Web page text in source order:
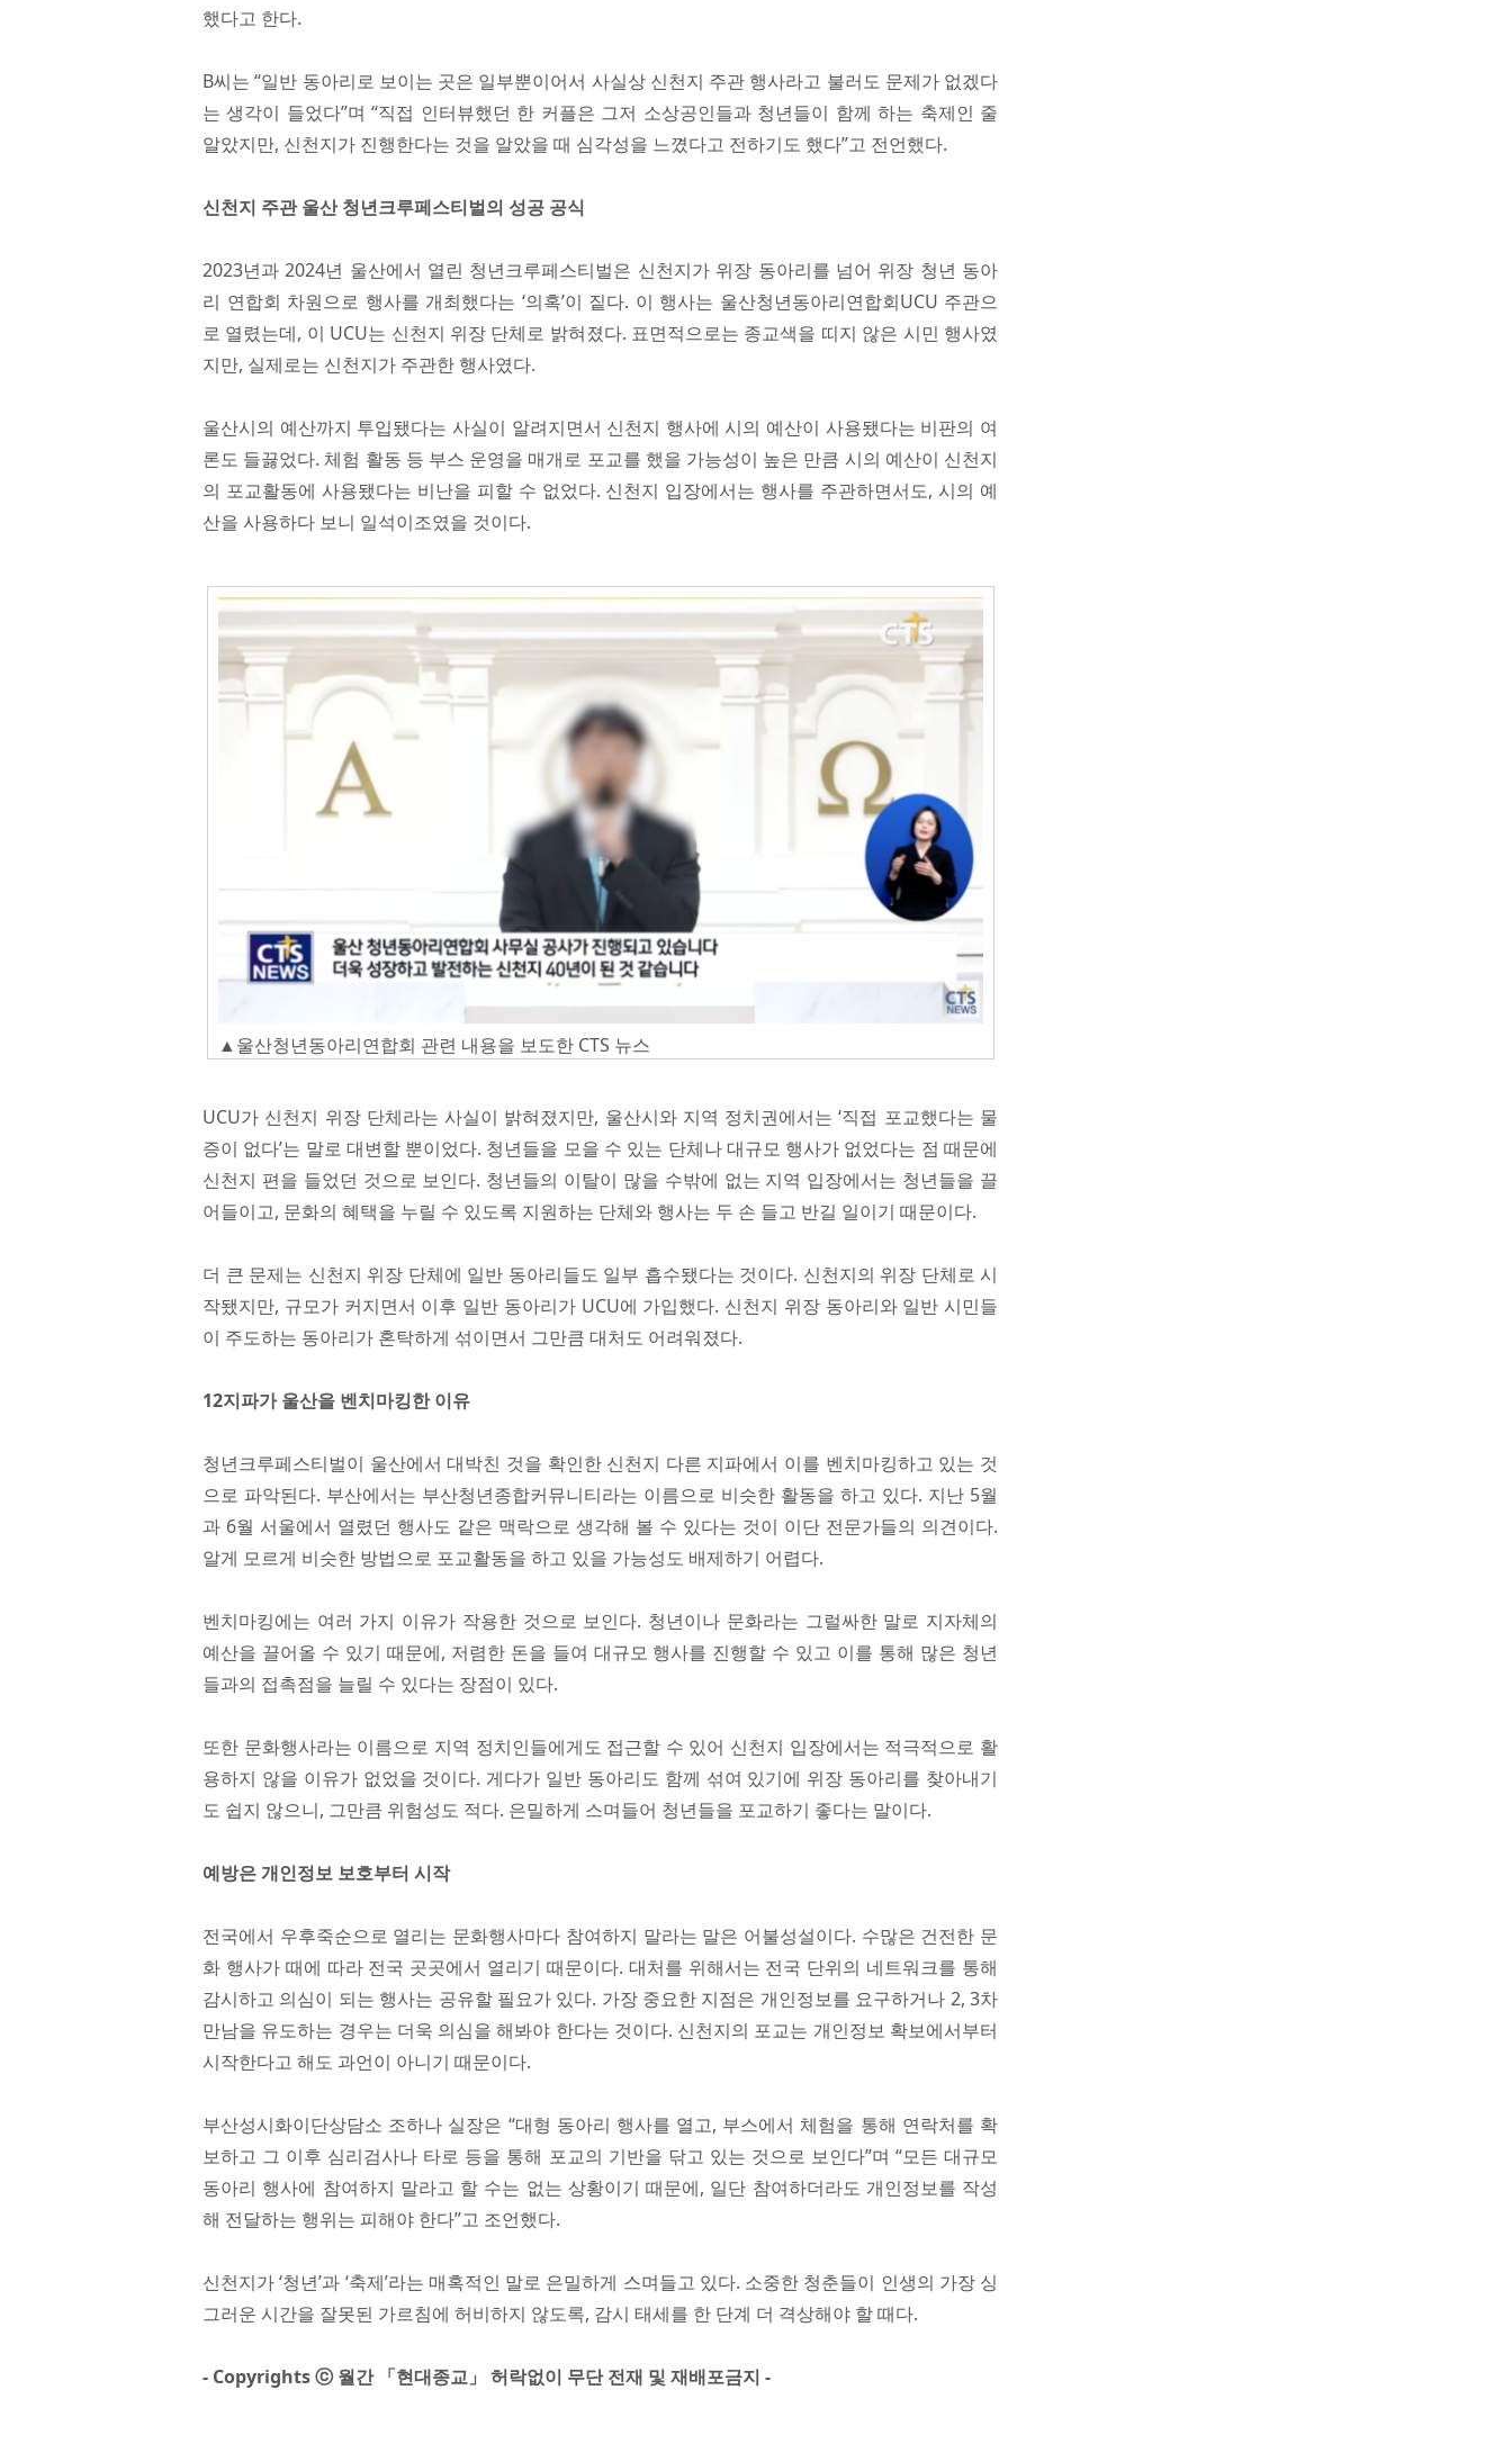
했다고 한다.
B씨는 “일반 동아리로 보이는 곳은 일부뿐이어서 사실상 신천지 주관 행사라고 불러도 문제가 없겠다
는 생각이 들었다”며 “직접 인터뷰했던 한 커플은 그저 소상공인들과 청년들이 함께 하는 축제인 줄
알았지만, 신천지가 진행한다는 것을 알았을 때 심각성을 느꼈다고 전하기도 했다”고 전언했다.
신천지 주관 울산 청년크루페스티벌의 성공 공식
2023년과 2024년 울산에서 열린 청년크루페스티벌은 신천지가 위장 동아리를 넘어 위장 청년 동아
리 연합회 차원으로 행사를 개최했다는 ‘의혹’이 짙다. 이 행사는 울산청년동아리연합회UCU 주관으
로 열렸는데, 이 UCU는 신천지 위장 단체로 밝혀졌다. 표면적으로는 종교색을 띠지 않은 시민 행사였
지만, 실제로는 신천지가 주관한 행사였다.
울산시의 예산까지 투입됐다는 사실이 알려지면서 신천지 행사에 시의 예산이 사용됐다는 비판의 여
론도 들끓었다. 체험 활동 등 부스 운영을 매개로 포교를 했을 가능성이 높은 만큼 시의 예산이 신천지
의 포교활동에 사용됐다는 비난을 피할 수 없었다. 신천지 입장에서는 행사를 주관하면서도, 시의 예
산을 사용하다 보니 일석이조였을 것이다.
▲울산청년동아리연합회 관련 내용을 보도한 CTS 뉴스
UCU가 신천지 위장 단체라는 사실이 밝혀졌지만, 울산시와 지역 정치권에서는 ‘직접 포교했다는 물
증이 없다’는 말로 대변할 뿐이었다. 청년들을 모을 수 있는 단체나 대규모 행사가 없었다는 점 때문에
신천지 편을 들었던 것으로 보인다. 청년들의 이탈이 많을 수밖에 없는 지역 입장에서는 청년들을 끌
어들이고, 문화의 혜택을 누릴 수 있도록 지원하는 단체와 행사는 두 손 들고 반길 일이기 때문이다.
더 큰 문제는 신천지 위장 단체에 일반 동아리들도 일부 흡수됐다는 것이다. 신천지의 위장 단체로 시
작됐지만, 규모가 커지면서 이후 일반 동아리가 UCU에 가입했다. 신천지 위장 동아리와 일반 시민들
이 주도하는 동아리가 혼탁하게 섞이면서 그만큼 대처도 어려워졌다.
12지파가 울산을 벤치마킹한 이유
청년크루페스티벌이 울산에서 대박친 것을 확인한 신천지 다른 지파에서 이를 벤치마킹하고 있는 것
으로 파악된다. 부산에서는 부산청년종합커뮤니티라는 이름으로 비슷한 활동을 하고 있다. 지난 5월
과 6월 서울에서 열렸던 행사도 같은 맥락으로 생각해 볼 수 있다는 것이 이단 전문가들의 의견이다.
알게 모르게 비슷한 방법으로 포교활동을 하고 있을 가능성도 배제하기 어렵다.
벤치마킹에는 여러 가지 이유가 작용한 것으로 보인다. 청년이나 문화라는 그럴싸한 말로 지자체의
예산을 끌어올 수 있기 때문에, 저렴한 돈을 들여 대규모 행사를 진행할 수 있고 이를 통해 많은 청년
들과의 접촉점을 늘릴 수 있다는 장점이 있다.
또한 문화행사라는 이름으로 지역 정치인들에게도 접근할 수 있어 신천지 입장에서는 적극적으로 활
용하지 않을 이유가 없었을 것이다. 게다가 일반 동아리도 함께 섞여 있기에 위장 동아리를 찾아내기
도 쉽지 않으니, 그만큼 위험성도 적다. 은밀하게 스며들어 청년들을 포교하기 좋다는 말이다.
예방은 개인정보 보호부터 시작
전국에서 우후죽순으로 열리는 문화행사마다 참여하지 말라는 말은 어불성설이다. 수많은 건전한 문
화 행사가 때에 따라 전국 곳곳에서 열리기 때문이다. 대처를 위해서는 전국 단위의 네트워크를 통해
감시하고 의심이 되는 행사는 공유할 필요가 있다. 가장 중요한 지점은 개인정보를 요구하거나 2, 3차
만남을 유도하는 경우는 더욱 의심을 해봐야 한다는 것이다. 신천지의 포교는 개인정보 확보에서부터
시작한다고 해도 과언이 아니기 때문이다.
부산성시화이단상담소 조하나 실장은 “대형 동아리 행사를 열고, 부스에서 체험을 통해 연락처를 확
보하고 그 이후 심리검사나 타로 등을 통해 포교의 기반을 닦고 있는 것으로 보인다”며 “모든 대규모
동아리 행사에 참여하지 말라고 할 수는 없는 상황이기 때문에, 일단 참여하더라도 개인정보를 작성
해 전달하는 행위는 피해야 한다”고 조언했다.
신천지가 ‘청년’과 ‘축제’라는 매혹적인 말로 은밀하게 스며들고 있다. 소중한 청춘들이 인생의 가장 싱
그러운 시간을 잘못된 가르침에 허비하지 않도록, 감시 태세를 한 단계 더 격상해야 할 때다.
- Copyrights ⓒ 월간 「현대종교」 허락없이 무단 전재 및 재배포금지 -